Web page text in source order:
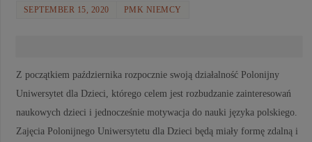
SEPTEMBER 15, 2020 PMK NIEMCY
Z początkiem października rozpocznie swoją działalność Polonijny
Uniwersytet dla Dzieci, którego celem jest rozbudzanie zainteresowań
naukowych dzieci i jednocześnie motywacja do nauki języka polskiego.
Zajęcia Polonijnego Uniwersytetu dla Dzieci będą miały formę zdalną i